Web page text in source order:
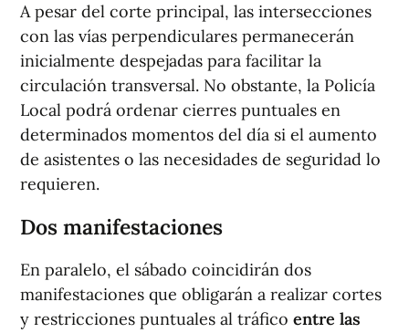
A pesar del corte principal, las intersecciones
con las vías perpendiculares permanecerán
inicialmente despejadas para facilitar la
circulación transversal. No obstante, la Policía
Local podrá ordenar cierres puntuales en
determinados momentos del día si el aumento
de asistentes o las necesidades de seguridad lo
requieren.
Dos manifestaciones
En paralelo, el sábado coincidirán dos
manifestaciones que obligarán a realizar cortes
y restricciones puntuales al tráfico entre las